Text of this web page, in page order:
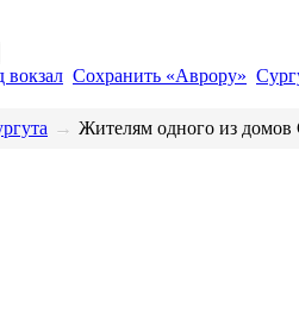
вокзал Сохранить «Аврору»
→ ​Жителям одного из домов